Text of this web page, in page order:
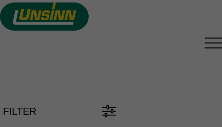
Direkt
zum
Inhalt
FILTER